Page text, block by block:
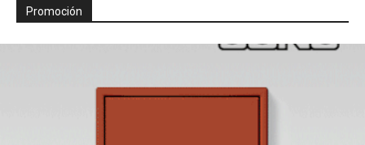
Promoción